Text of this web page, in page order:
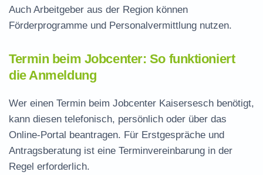
Auch Arbeitgeber aus der Region können
Förderprogramme und Personalvermittlung nutzen.
Termin beim Jobcenter: So funktioniert
die Anmeldung
Wer einen Termin beim Jobcenter Kaisersesch benötigt,
kann diesen telefonisch, persönlich oder über das
Online-Portal beantragen. Für Erstgespräche und
Antragsberatung ist eine Terminvereinbarung in der
Regel erforderlich.